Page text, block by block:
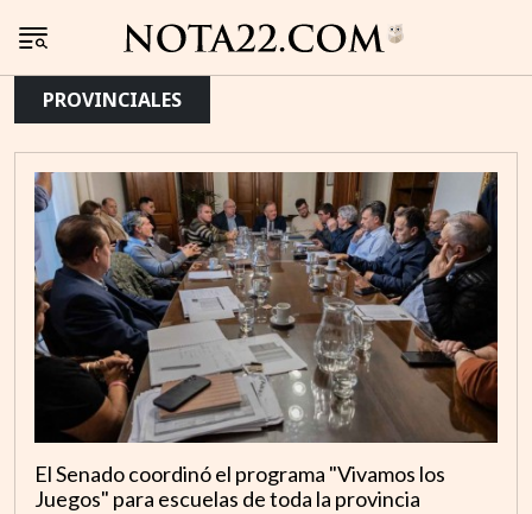
PROVINCIALES
El Senado coordinó el programa "Vivamos los
Juegos" para escuelas de toda la provincia